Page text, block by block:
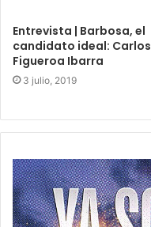
Entrevista | Barbosa, el
candidato ideal: Carlos
Figueroa Ibarra
3 julio, 2019